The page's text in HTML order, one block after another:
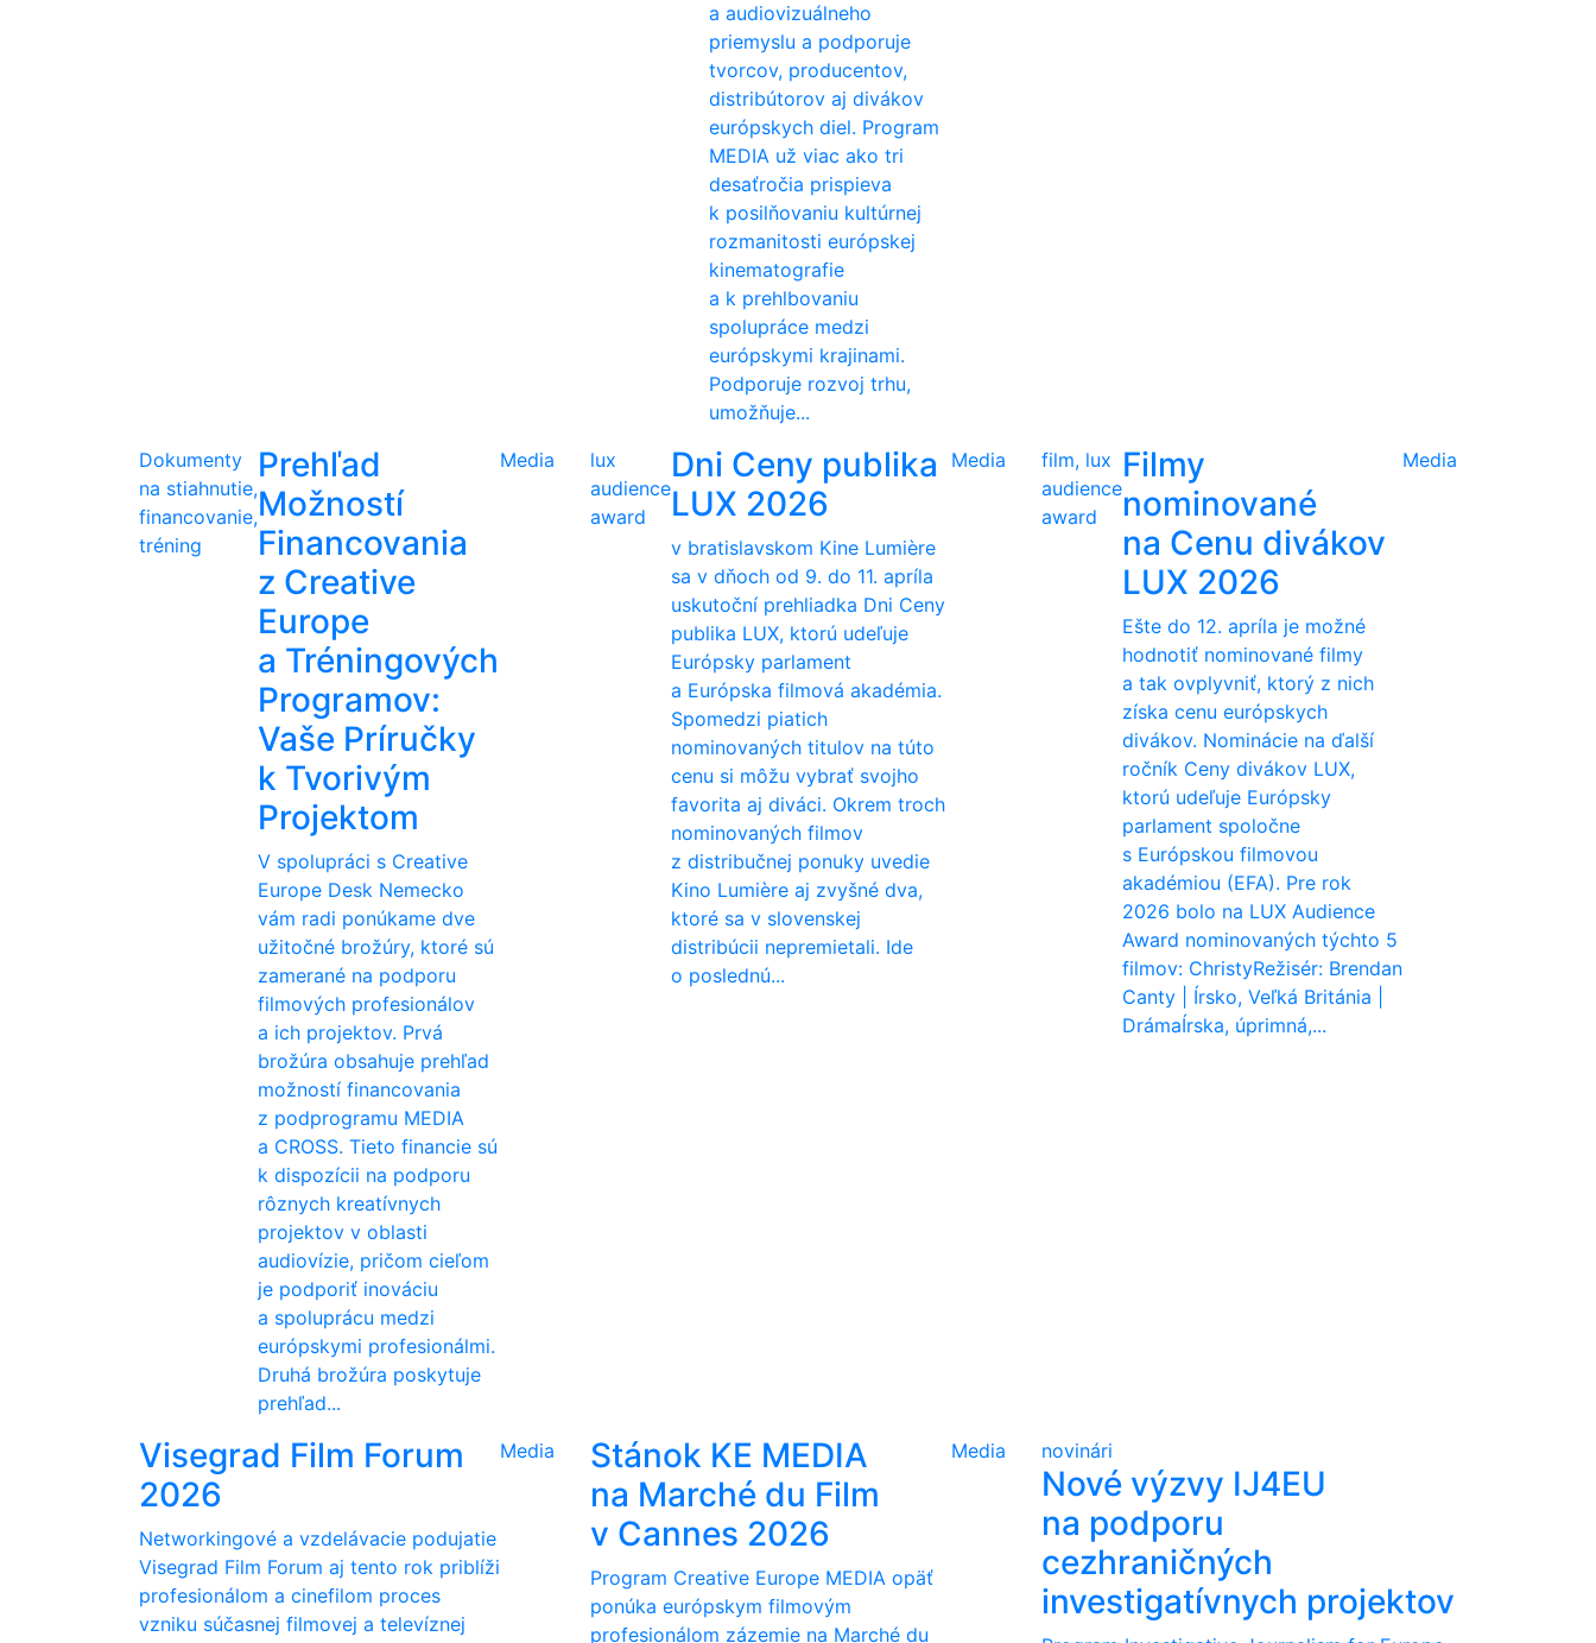
a audiovizuálneho
priemyslu a podporuje
tvorcov, producentov,
distribútorov aj divákov
európskych diel. Program
MEDIA už viac ako tri
desaťročia prispieva
k posilňovaniu kultúrnej
rozmanitosti európskej
kinematografie
a k prehlbovaniu
spolupráce medzi
európskymi krajinami.
Podporuje rozvoj trhu,
umožňuje...
Dokumenty
na stiahnutie,
financovanie,
tréning
Prehľad
Možností
Financovania
z Creative
Europe
a Tréningových
Programov:
Vaše Príručky
k Tvorivým
Projektom
V spolupráci s Creative
Europe Desk Nemecko
vám radi ponúkame dve
užitočné brožúry, ktoré sú
zamerané na podporu
filmových profesionálov
a ich projektov. Prvá
brožúra obsahuje prehľad
možností financovania
z podprogramu MEDIA
a CROSS. Tieto financie sú
k dispozícii na podporu
rôznych kreatívnych
projektov v oblasti
audiovízie, pričom cieľom
je podporiť inováciu
a spoluprácu medzi
európskymi profesionálmi.
Druhá brožúra poskytuje
prehľad...
Media
lux
audience
award
Dni Ceny publika
LUX 2026
v bratislavskom Kine Lumière
sa v dňoch od 9. do 11. apríla
uskutoční prehliadka Dni Ceny
publika LUX, ktorú udeľuje
Európsky parlament
a Európska filmová akadémia.
Spomedzi piatich
nominovaných titulov na túto
cenu si môžu vybrať svojho
favorita aj diváci. Okrem troch
nominovaných filmov
z distribučnej ponuky uvedie
Kino Lumière aj zvyšné dva,
ktoré sa v slovenskej
distribúcii nepremietali. Ide
o poslednú...
Media
film, lux
audience
award
Filmy
nominované
na Cenu divákov
LUX 2026
Ešte do 12. apríla je možné
hodnotiť nominované filmy
a tak ovplyvniť, ktorý z nich
získa cenu európskych
divákov. Nominácie na ďalší
ročník Ceny divákov LUX,
ktorú udeľuje Európsky
parlament spoločne
s Európskou filmovou
akadémiou (EFA). Pre rok
2026 bolo na LUX Audience
Award nominovaných týchto 5
filmov: ChristyRežisér: Brendan
Canty | Írsko, Veľká Británia |
DrámaÍrska, úprimná,...
Media
Visegrad Film Forum
2026
Networkingové a vzdelávacie podujatie
Visegrad Film Forum aj tento rok priblíži
profesionálom a cinefilom proces
vzniku súčasnej filmovej a televíznej
Media
Stánok KE MEDIA
na Marché du Film
v Cannes 2026
Program Creative Europe MEDIA opäť
ponúka európskym filmovým
profesionálom zázemie na Marché du
Media novinári
Nové výzvy IJ4EU
na podporu
cezhraničných
investigatívnych projektov